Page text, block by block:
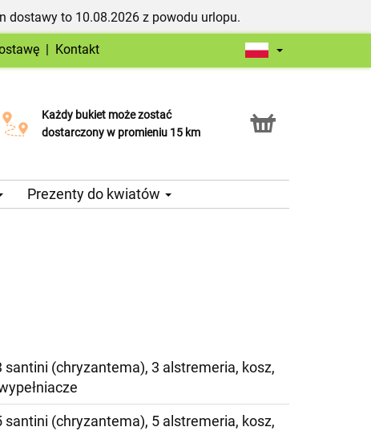
dostawy to 10.08.2026 z powodu urlopu.
| Kontakt
Każdy bukiet może zostać
dostarczony w promieniu 15 km
Usługa Click & Collect
Prezenty do kwiatów
santini (chryzantema), 3 alstremeria, kosz,
santini (chryzantema), 5 alstremeria, kosz,